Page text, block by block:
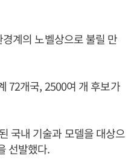
계의 노벨상으로 불릴 만
72개국, 2500여 개 후보가
국내 기술과 모델을 대상으
선발했다.